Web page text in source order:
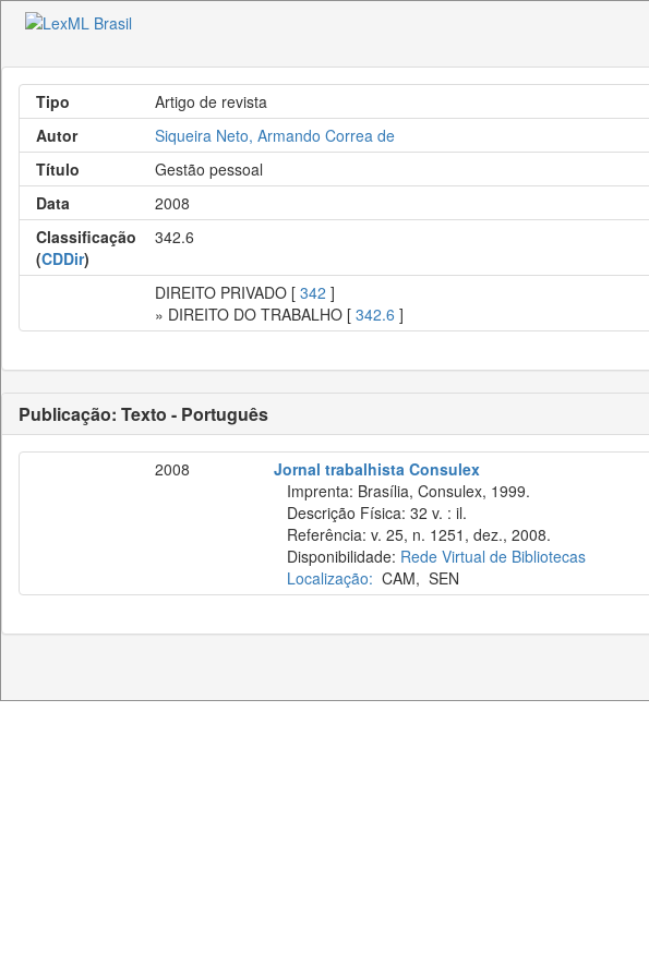
Tipo
Artigo de revista
Autor
Siqueira Neto, Armando Correa de
Título
Gestão pessoal
Data
2008
Classificação
(CDDir)
342.6
DIREITO PRIVADO [ 342 ]
» DIREITO DO TRABALHO [ 342.6 ]
Publicação: Texto - Português
2008
Jornal trabalhista Consulex
Imprenta: Brasília, Consulex, 1999.
Descrição Física: 32 v. : il.
Referência: v. 25, n. 1251, dez., 2008.
Disponibilidade: Rede Virtual de Bibliotecas
Localização: CAM, SEN